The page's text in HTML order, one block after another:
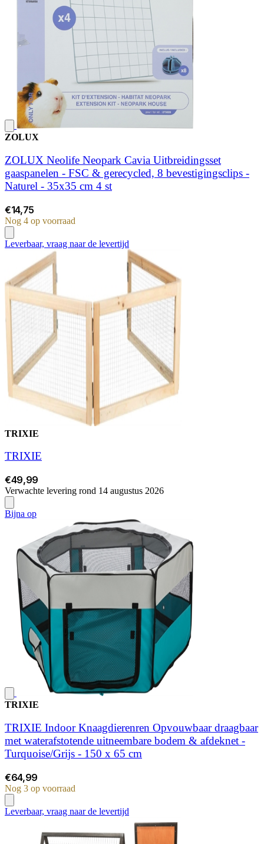
ZOLUX
ZOLUX Neolife Neopark Cavia Uitbreidingsset
gaaspanelen - FSC & gerecycled, 8 bevestigingsclips -
Naturel - 35x35 cm 4 st
€14,75
Nog 4 op voorraad
Leverbaar, vraag naar de levertijd
TRIXIE
TRIXIE
€49,99
Verwachte levering rond 14 augustus 2026
Bijna op
TRIXIE
TRIXIE Indoor Knaagdierenren Opvouwbaar draagbaar
met waterafstotende uitneembare bodem & afdeknet -
Turquoise/Grijs - 150 x 65 cm
€64,99
Nog 3 op voorraad
Leverbaar, vraag naar de levertijd